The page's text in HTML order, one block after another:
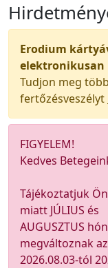
Erodium
elektronikusan
Tudjon meg
fertőzésveszélyt
FIGYELEM!
Kedves
Tájékoztatjuk
miatt JÚLIUS és
AUGUSZTUS
megváltoznak
2026.08.03-tól